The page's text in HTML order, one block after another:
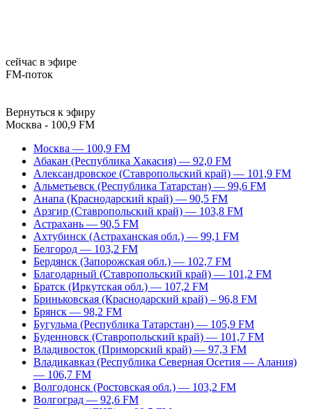
сейчас в эфире
FM-поток
Вернуться к эфиру
Москва - 100,9 FM
Москва — 100,9 FM
Абакан (Республика Хакасия) — 92,0 FM
Александровское (Ставропольский край) — 101,9 FM
Альметьевск (Республика Татарстан) — 99,6 FM
Анапа (Краснодарский край) — 90,5 FM
Арзгир (Ставропольский край) — 103,8 FM
Астрахань — 90,5 FM
Ахтубинск (Астраханская обл.) — 99,1 FM
Белгород — 103,2 FM
Бердянск (Запорожская обл.) — 102,7 FM
Благодарный (Ставропольский край) — 101,2 FM
Братск (Иркутская обл.) — 107,2 FM
Бриньковская (Краснодарский край) – 96,8 FM
Брянск — 98,2 FM
Бугульма (Республика Татарстан) — 105,9 FM
Буденновск (Ставропольский край) — 101,7 FM
Владивосток (Приморский край) — 97,3 FM
Владикавказ (Республика Северная Осетия — Алания)
— 106,7 FM
Волгодонск (Ростовская обл.) — 103,2 FM
Волгоград — 92,6 FM